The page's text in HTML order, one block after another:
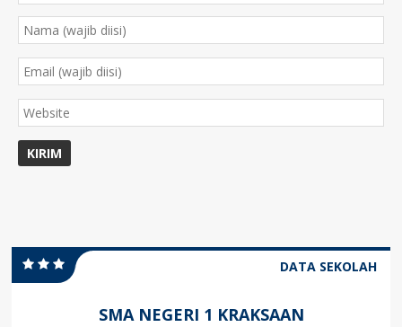
DATA SEKOLAH
SMA NEGERI 1 KRAKSAAN